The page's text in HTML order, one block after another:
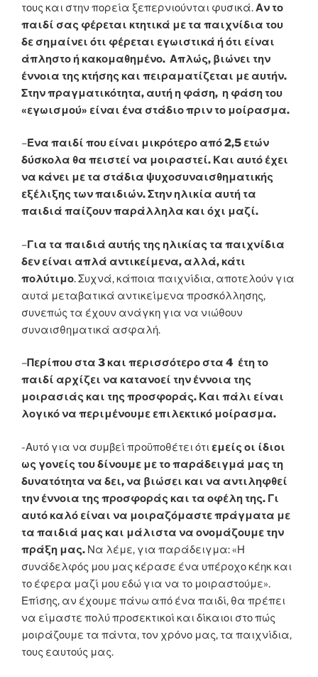
τους και στην πορεία ξεπερνιούνται φυσικά.Αν το
παιδί σας φέρεται κτητικά με τα παιχνίδια του
δε σημαίνει ότι φέρεται εγωιστικά ή ότι είναι
άπληστο ή κακομαθημένο. Απλώς, βιώνει την
έννοια της κτήσης και πειραματίζεται με αυτήν.
Στην πραγματικότητα, αυτή η φάση, η φάση του
«εγωισμού» είναι ένα στάδιο πριν το μοίρασμα.
–Ένα παιδί που είναι μικρότερο από 2,5 ετών
δύσκολα θα πειστεί να μοιραστεί. Και αυτό έχει
να κάνει με τα στάδια ψυχοσυναισθηματικής
εξέλιξης των παιδιών. Στην ηλικία αυτή τα
παιδιά παίζουν παράλληλα και όχι μαζί.
–Για τα παιδιά αυτής της ηλικίας τα παιχνίδια
δεν είναι απλά αντικείμενα, αλλά, κάτι
πολύτιμο. Συχνά, κάποια παιχνίδια, αποτελούν για
αυτά μεταβατικά αντικείμενα προσκόλλησης,
συνεπώς τα έχουν ανάγκη για να νιώθουν
συναισθηματικά ασφαλή.
–Περίπου στα 3 και περισσότερο στα 4 έτη το
παιδί αρχίζει να κατανοεί την έννοια της
μοιρασιάς και της προσφοράς. Και πάλι είναι
λογικό να περιμένουμε επιλεκτικό μοίρασμα.
-Αυτό για να συμβεί προϋποθέτει ότι εμείς οι ίδιοι
ως γονείς του δίνουμε με το παράδειγμά μας τη
δυνατότητα να δει, να βιώσει και να αντιληφθεί
την έννοια της προσφοράς και τα οφέλη της. Γι
αυτό καλό είναι να μοιραζόμαστε πράγματα με
τα παιδιά μας και μάλιστα να ονομάζουμε την
πράξη μας. Να λέμε, για παράδειγμα: «Η
συνάδελφός μου μας κέρασε ένα υπέροχο κέηκ και
το έφερα μαζί μου εδώ για να το μοιραστούμε».
Επίσης, αν έχουμε πάνω από ένα παιδί, θα πρέπει
να είμαστε πολύ προσεκτικοί και δίκαιοι στο πώς
μοιράζουμε τα πάντα, τον χρόνο μας, τα παιχνίδια,
τους εαυτούς μας.